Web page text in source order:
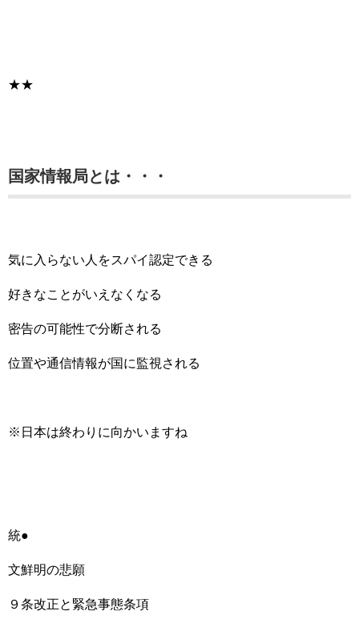
★★
国家情報局とは・・・
気に入らない人をスパイ認定できる
好きなことがいえなくなる
密告の可能性で分断される
位置や通信情報が国に監視される
※日本は終わりに向かいますね
統●
文鮮明の悲願
９条改正と緊急事態条項